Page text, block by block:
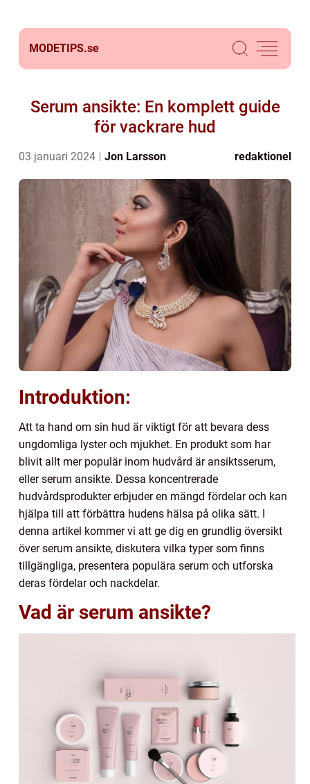
MODETIPS.se
Serum ansikte: En komplett guide
för vackrare hud
03 januari 2024 Jon Larsson redaktionel
Introduktion:
Att ta hand om sin hud är viktigt för att bevara dess
ungdomliga lyster och mjukhet. En produkt som har
blivit allt mer populär inom hudvård är ansiktsserum,
eller serum ansikte. Dessa koncentrerade
hudvårdsprodukter erbjuder en mängd fördelar och kan
hjälpa till att förbättra hudens hälsa på olika sätt. I
denna artikel kommer vi att ge dig en grundlig översikt
över serum ansikte, diskutera vilka typer som finns
tillgängliga, presentera populära serum och utforska
deras fördelar och nackdelar.
Vad är serum ansikte?